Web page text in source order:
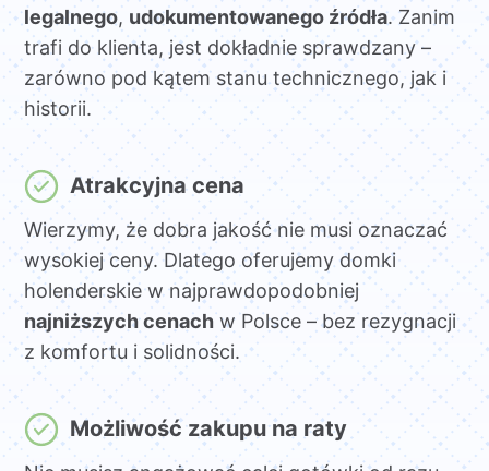
legalnego, udokumentowanego źródła. Zanim
trafi do klienta, jest dokładnie sprawdzany –
zarówno pod kątem stanu technicznego, jak i
historii.
Atrakcyjna cena
Wierzymy, że dobra jakość nie musi oznaczać
wysokiej ceny. Dlatego oferujemy domki
holenderskie w najprawdopodobniej
najniższych cenachw Polsce – bez rezygnacji
z komfortu i solidności.
Możliwość zakupu na raty